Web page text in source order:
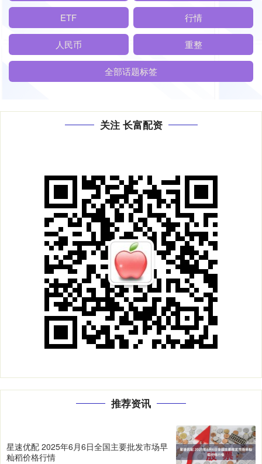
ETF 行情
人民币 重整
全部话题标签
关注 长富配资
推荐资讯
星速优配 2025年6月6日全国主要批发市场早
籼稻价格行情